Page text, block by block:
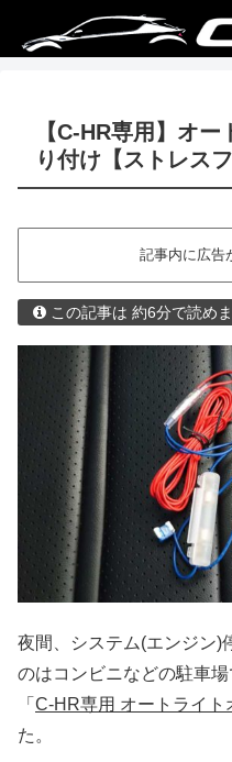
【C-HR専用】オ
り付け【ストレスフ
記事内に広告
この記事は 約6分で読めま
夜間、システム(エンジン)
のはコンビニなどの駐車
「 C-HR専用 オートライト
た。